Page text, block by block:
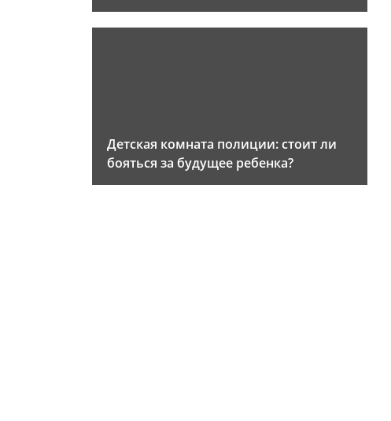
Детская комната полиции: стоит ли
бояться за будущее ребенка?